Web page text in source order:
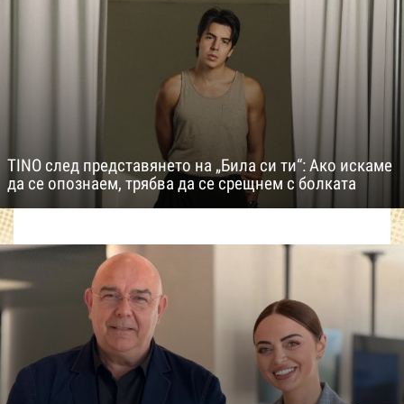
TINO след представянето на „Била си ти“: Ако искаме
да се опознаем, трябва да се срещнем с болката